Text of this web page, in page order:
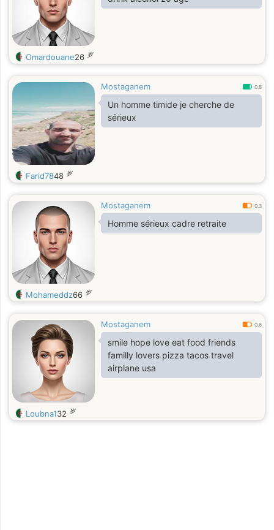
Omardouane26 岁
Mostaganem 0.8
Un homme timide je cherche de
sérieux
Farid7848 岁
Mostaganem 0.3
Homme sérieux cadre retraite
Mohameddz66 岁
Mostaganem 0.6
smile hope love eat food friends
familly lovers pizza tacos travel
airplane usa
Loubna132 岁